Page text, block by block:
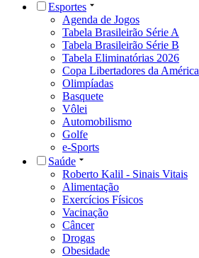
Esportes
Agenda de Jogos
Tabela Brasileirão Série A
Tabela Brasileirão Série B
Tabela Eliminatórias 2026
Copa Libertadores da América
Olimpíadas
Basquete
Vôlei
Automobilismo
Golfe
e-Sports
Saúde
Roberto Kalil - Sinais Vitais
Alimentação
Exercícios Físicos
Vacinação
Câncer
Drogas
Obesidade